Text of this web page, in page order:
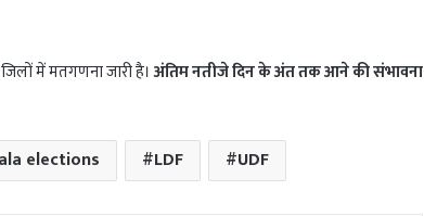
में मतगणना जारी है।अंतिम नतीजे दिन के अंत तक आने की संभावना
elections LDF UDF